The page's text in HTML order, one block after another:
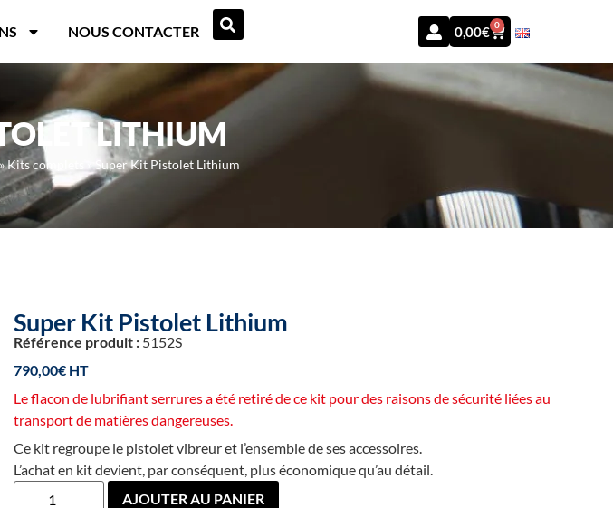
NOUS CONTACTER 0,00€ 0
LITHIUM
Kits complets Super Kit Pistolet Lithium
Super Kit Pistolet Lithium
Référence produit : 5152S
790,00€
Le flacon de lubrifiant serrures a été retiré de ce kit pour des raisons de sécurité liées au
transport de matières dangereuses.
Ce kit regroupe le pistolet vibreur et l’ensemble de ses accessoires.
L’achat en kit devient, par conséquent, plus économique qu’au détail.
AJOUTER AU PANIER